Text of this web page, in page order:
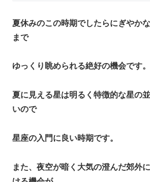
夏休みのこの時期でしたらにぎやか
まで
ゆっくり眺められる絶好の機会です。
夏に見える星は明るく特徴的な星の
いので
星座の入門に良い時期です。
また、夜空が暗く大気の澄んだ郊外